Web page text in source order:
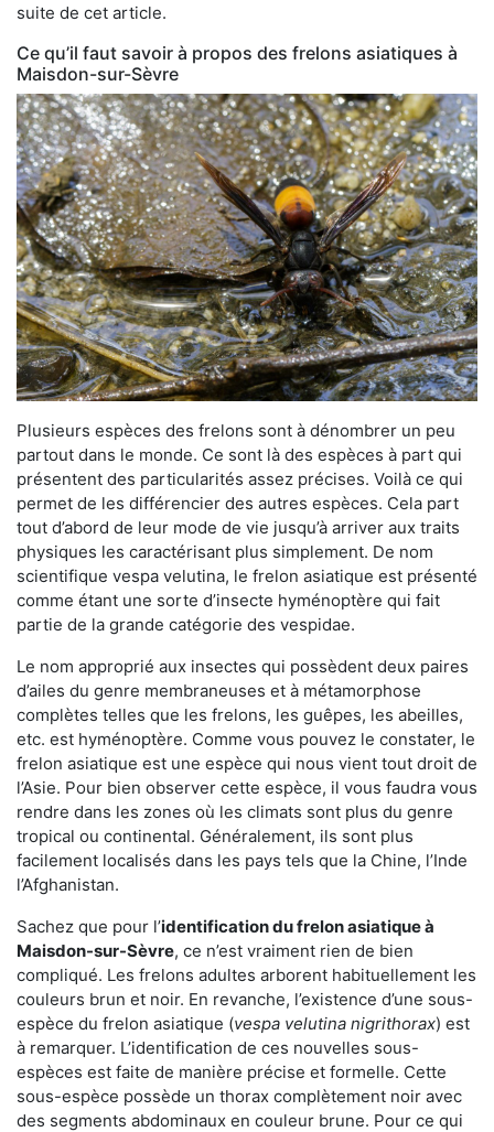
suite de cet article.
Ce qu’il faut savoir à propos des frelons asiatiques à
Maisdon-sur-Sèvre
Plusieurs espèces des frelons sont à dénombrer un peu
partout dans le monde. Ce sont là des espèces à part qui
présentent des particularités assez précises. Voilà ce qui
permet de les différencier des autres espèces. Cela part
tout d’abord de leur mode de vie jusqu’à arriver aux traits
physiques les caractérisant plus simplement. De nom
scientifique vespa velutina, le frelon asiatique est présenté
comme étant une sorte d’insecte hyménoptère qui fait
partie de la grande catégorie des vespidae.
Le nom approprié aux insectes qui possèdent deux paires
d’ailes du genre membraneuses et à métamorphose
complètes telles que les frelons, les guêpes, les abeilles,
etc. est hyménoptère. Comme vous pouvez le constater, le
frelon asiatique est une espèce qui nous vient tout droit de
l’Asie. Pour bien observer cette espèce, il vous faudra vous
rendre dans les zones où les climats sont plus du genre
tropical ou continental. Généralement, ils sont plus
facilement localisés dans les pays tels que la Chine, l’Inde
l’Afghanistan.
Sachez que pour l’identification du frelon asiatiqueà
Maisdon-sur-Sèvre, ce n’est vraiment rien de bien
compliqué. Les frelons adultes arborent habituellement les
couleurs brun et noir. En revanche, l’existence d’une sous-
espèce du frelon asiatique (vespa velutina nigrithorax) est
à remarquer. L’identification de ces nouvelles sous-
espèces est faite de manière précise et formelle. Cette
sous-espèce possède un thorax complètement noir avec
des segments abdominaux en couleur brune. Pour ce qui